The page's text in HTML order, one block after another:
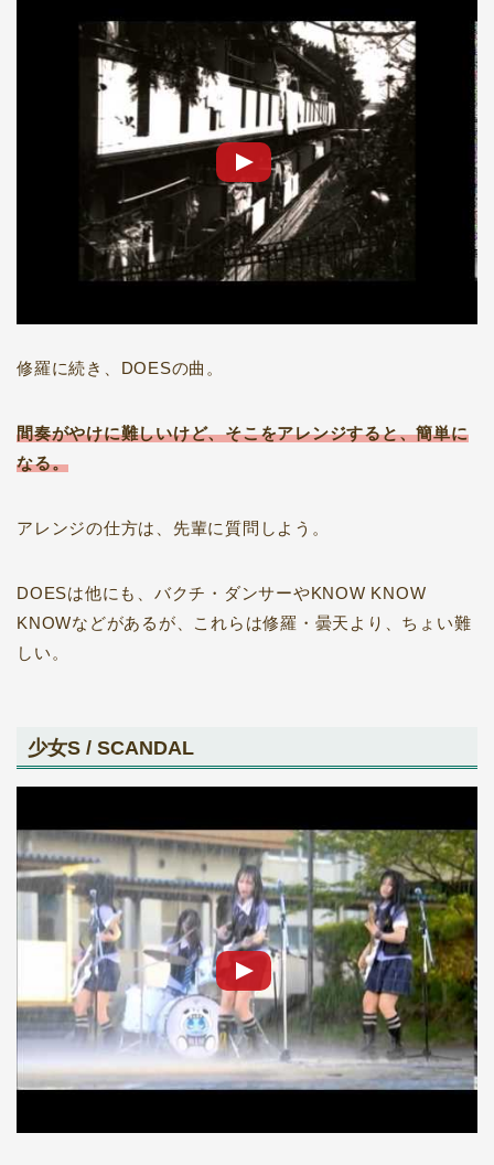
修羅に続き、DOESの曲。
間奏がやけに難しいけど、そこをアレンジすると、簡単に
なる。
アレンジの仕方は、先輩に質問しよう。
DOESは他にも、バクチ・ダンサーやKNOW KNOW
KNOWなどがあるが、これらは修羅・曇天より、ちょい難
しい。
少女S / SCANDAL